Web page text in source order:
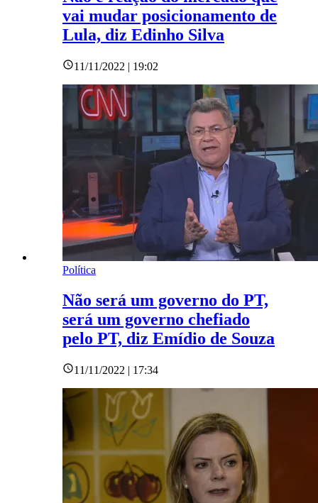
vai mudar posicionamento de
Lula, diz Edinho Silva
11/11/2022 | 19:02
Política
Não será um governo do PT,
será um governo chefiado
pelo PT, diz Emídio de Souza
11/11/2022 | 17:34